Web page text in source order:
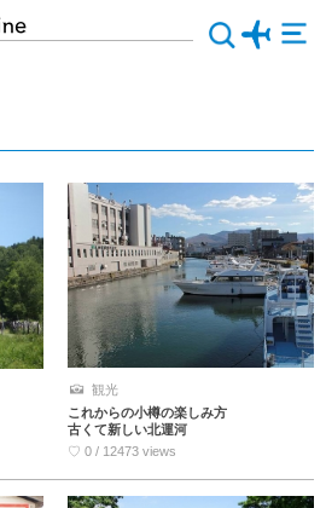
。ロケ地として使われた定番の名所から、知る人
報が満載。お気に入り作品のロケ地を巡る旅は、
。カメラを持って今すぐ出かけてみませんか？
観光
これからの小樽の楽しみ方
古くて新しい北運河
♡ 0 / 12473 views